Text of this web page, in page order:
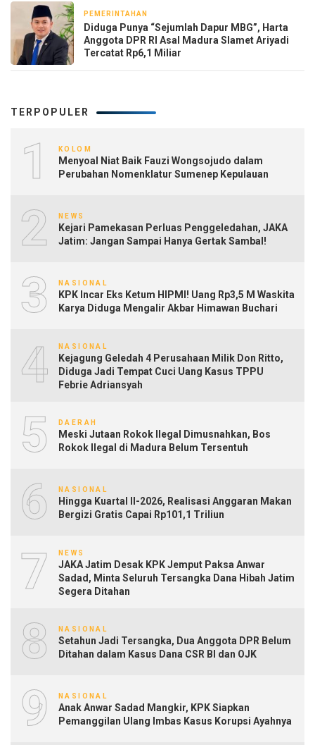
PEMERINTAHAN
‎Diduga Punya “Sejumlah Dapur MBG”, Harta
Anggota DPR RI Asal Madura Slamet Ariyadi
Tercatat Rp6,1 Miliar
TERPOPULER
1 KOLOM
Menyoal Niat Baik Fauzi Wongsojudo dalam
Perubahan Nomenklatur Sumenep Kepulauan
2 NEWS
Kejari Pamekasan Perluas Penggeledahan, JAKA
Jatim: Jangan Sampai Hanya Gertak Sambal!
3 NASIONAL
KPK Incar Eks Ketum HIPMI! Uang Rp3,5 M Waskita
Karya Diduga Mengalir Akbar Himawan Buchari
4 NASIONAL
Kejagung Geledah 4 Perusahaan Milik Don Ritto,
Diduga Jadi Tempat Cuci Uang Kasus TPPU
Febrie Adriansyah
5 DAERAH
Meski Jutaan Rokok Ilegal Dimusnahkan, Bos
Rokok Ilegal di Madura Belum Tersentuh
6 NASIONAL
Hingga Kuartal II-2026, Realisasi Anggaran Makan
Bergizi Gratis Capai Rp101,1 Triliun
7 NEWS
JAKA Jatim Desak KPK Jemput Paksa Anwar
Sadad, Minta Seluruh Tersangka Dana Hibah Jatim
Segera Ditahan
8 NASIONAL
Setahun Jadi Tersangka, Dua Anggota DPR Belum
Ditahan dalam Kasus Dana CSR BI dan OJK
9 NASIONAL
Anak Anwar Sadad Mangkir, KPK Siapkan
Pemanggilan Ulang Imbas Kasus Korupsi Ayahnya